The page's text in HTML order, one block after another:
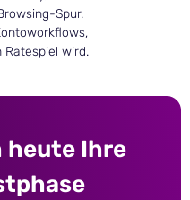
Spur.
Ratespiel wird.
heute Ihre